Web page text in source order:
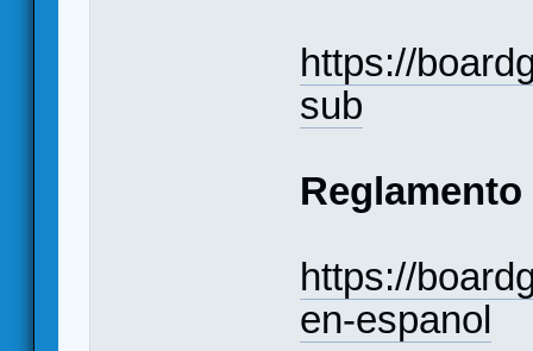
https://
sub
Reglamento
https://
en-espanol